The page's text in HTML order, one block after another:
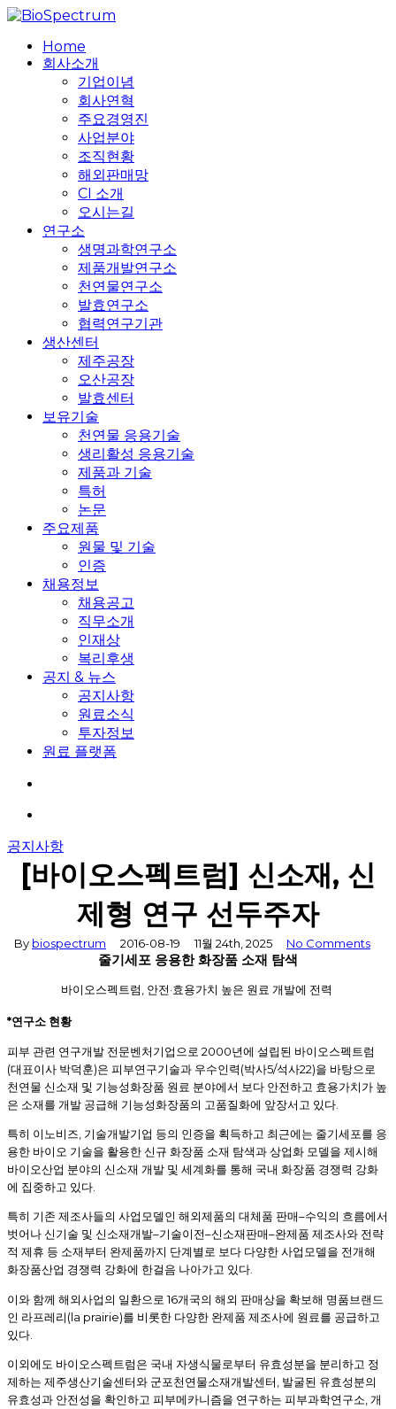
Skip
main
content
search
MenuHome
회사소개
기업이념
회사연혁
주요경영진
사업분야
조직현황
해외판매망
CI 소개
오시는길
연구소
생명과학연구소
제품개발연구소
천연물연구소
발효연구소
협력연구기관
생산센터
제주공장
오산공장
발효센터
보유기술
천연물 응용기술
생리활성 응용기술
제품과 기술
특허
논문
주요제품
원물 및 기술
인증
채용정보
채용공고
직무소개
인재상
복리후생
공지 & 뉴스
공지사항
원료소식
투자정보
원료 플랫폼
공지사항
[바이오스펙트럼] 신소재, 신
제형 연구 선두주자
By biospectrum 2016-08-19 11월 24th, 2025 No Comments
줄기세포 응용한 화장품 소재 탐색
바이오스펙트럼 , 안전 ·효용가치 높은 원료 개발에 전력
*연구소 현황
피부 관련 연구개발 전문벤처기업으로 2000년에 설립된 바이오스펙트럼
(대표이사 박덕훈)은 피부연구기술과 우수인력 (박사5/석사22)을 바탕으로
천연물 신소재 및 기능성화장품 원료 분야에서 보다 안전하고 효용가치가 높
은 소재를 개발 공급해 기능성화장품의 고품질화에 앞장서고 있다
특히 이노비즈 기술개발기업 등의 인증을 획득하고 최근에는 줄기세포를 응
용한 바이오 기술을 활용한 신규 화장품 소재 탐색과 상업화 모델을 제시해
바이오산업 분야의 신소재 개발 및 세계화를 통해 국내 화장품 경쟁력 강화
에 집중하고 있다
특히 기존 제조사들의 사업모델인 해외제품의 대체품 판매–수익의 흐름에서
벗어나 신기술 및 신소재개발–기술이전–신소재판매–완제품 제조사와 전략
적 제휴 등 소재부터 완제품까지 단계별로 보다 다양한 사업모델을 전개해
화장품산업 경쟁력 강화에 한걸음 나아가고 있다.
이와 함께 해외사업의 일환으로 16개국의 해외 판매상을 확보해 명품브랜드
인 라프레리 (la prairie)를 비롯한 다양한 완제품 제조사에 원료를 공급하고
있다
이외에도 바이오스펙트럼은 국내 자생식물로부터 유효성분을 분리하고 정
제하는 제주생산기술센터와 군포천연물소재개발센터 발굴된 유효성분의
유효성과 안전성을 확인하고 피부메카니즘을 연구하는 피부과학연구소 개